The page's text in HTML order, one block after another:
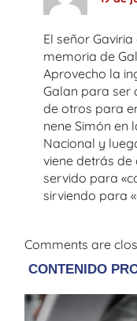
El señor
memoria de
Aprovecho la
Galan para ser
de otros para
nene Simón en
Nacional y
viene detrás de
servido para
sirviendo para
Comments are